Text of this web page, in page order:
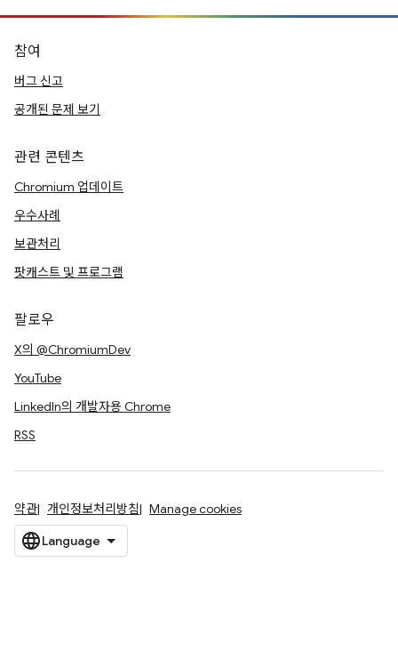
참여
버그 신고
공개된 문제 보기
관련 콘텐츠
Chromium 업데이트
우수사례
보관처리
팟캐스트 및 프로그램
팔로우
X의 @ChromiumDev
YouTube
LinkedIn의 개발자용 Chrome
RSS
약관 개인정보처리방침 Manage cookies